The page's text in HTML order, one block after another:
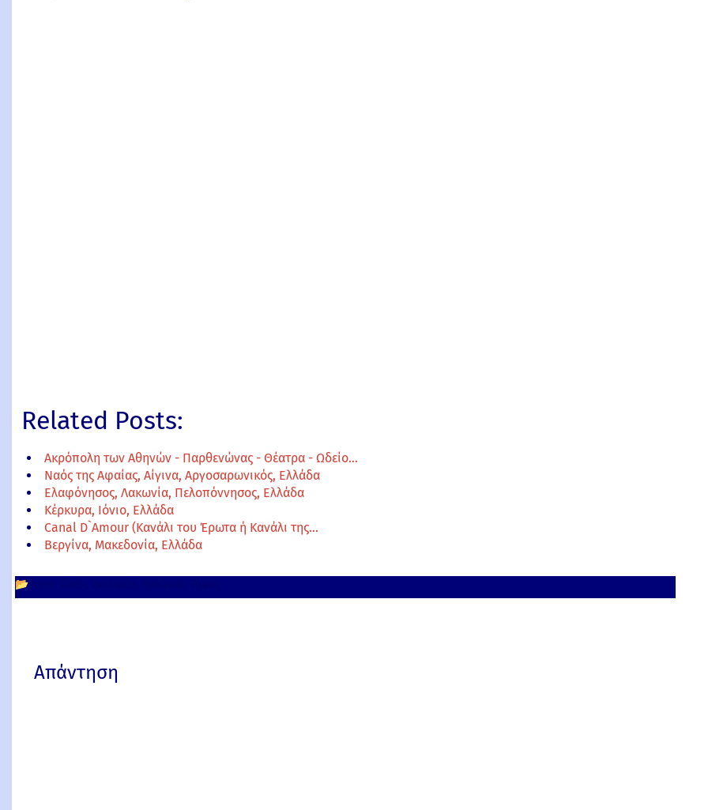
Related Posts:
Ακρόπολη των Αθηνών - Παρθενώνας - Θέατρα - Ωδείο…
Ναός της Αφαίας, Αίγινα, Αργοσαρωνικός, Ελλάδα
Ελαφόνησος, Λακωνία, Πελοπόννησος, Ελλάδα
Κέρκυρα, Ιόνιο, Ελλάδα
Canal D`Amour (Κανάλι του Έρωτα ή Κανάλι της…
Βεργίνα, Μακεδονία, Ελλάδα
📂
Απάντηση